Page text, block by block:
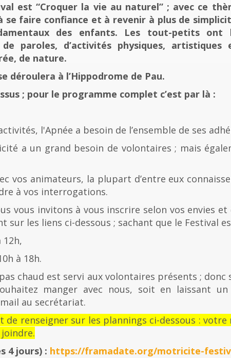
est “Croquer la vie au naturel” ; avec ce
se faire confiance et à revenir à plus de
des enfants. Les tout-petits ont
paroles, d’activités physiques, artistiques
de nature.
déroulera à l’Hippodrome de Pau.
; pour le programme complet c’est par là :
l'Apnée a besoin de l’ensemble de ses
a un grand besoin de volontaires ; mais
vos animateurs, la plupart d’entre eux
à vos interrogations.
vous invitons à vous inscrire selon vos envies
sur les liens ci-dessous ; sachant que le Festival
à 18h.
chaud est servi aux volontaires présents ; donc
manger avec nous, soit en laissant
au secrétariat.
de renseigner sur les plannings ci-dessous :
4 jours) : https://framadate.org/motricite-